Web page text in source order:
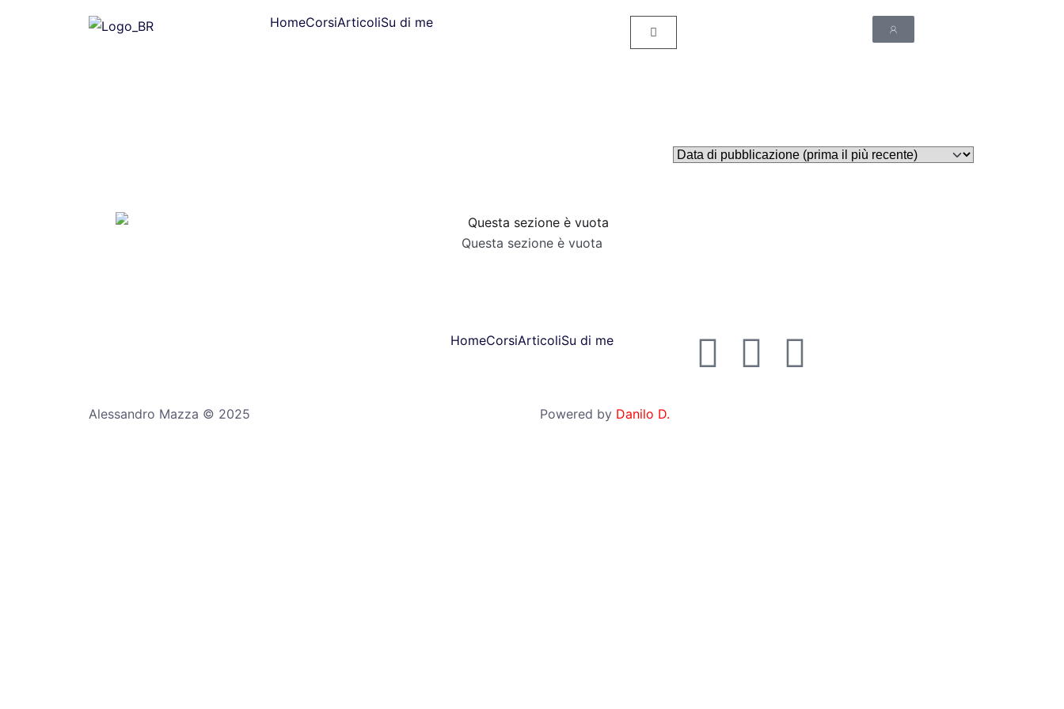
HomeCorsiArticoliSu di me
Questa sezione è vuota
HomeCorsiArticoliSu di me
Alessandro Mazza © 2025 Powered by Danilo D.